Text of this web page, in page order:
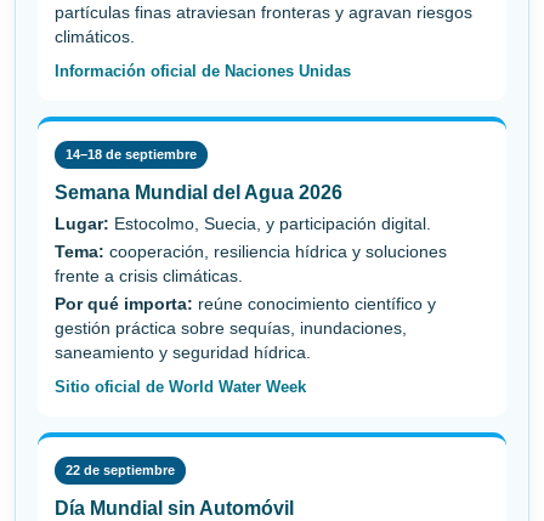
partículas finas atraviesan fronteras y agravan riesgos
climáticos.
Información oficial de Naciones Unidas
14–18 de septiembre
Semana Mundial del Agua 2026
Lugar: Estocolmo, Suecia, y participación digital.
Tema: cooperación, resiliencia hídrica y soluciones
frente a crisis climáticas.
Por qué importa: reúne conocimiento científico y
gestión práctica sobre sequías, inundaciones,
saneamiento y seguridad hídrica.
Sitio oficial de World Water Week
22 de septiembre
Día Mundial sin Automóvil